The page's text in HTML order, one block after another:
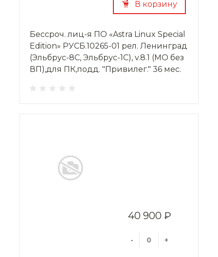
В корзину
Бессроч. лиц-я ПО «Astra Linux Special
Edition» РУСБ.10265-01 рел. Ленинград
(Эльбрус-8С, Эльбрус-1С), v.8.1 (МО без
ВП),для ПК,подд. "Привилег." 36 мес.
40 900 ₽
- +